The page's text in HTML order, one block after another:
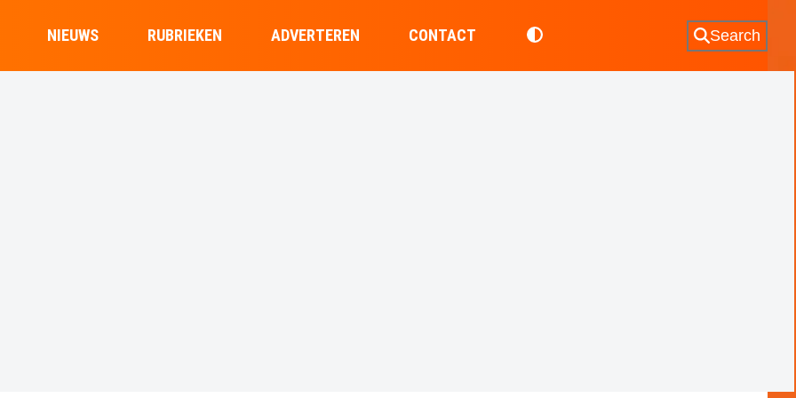
NIEUWS RUBRIEKEN ADVERTEREN CONTACT Search